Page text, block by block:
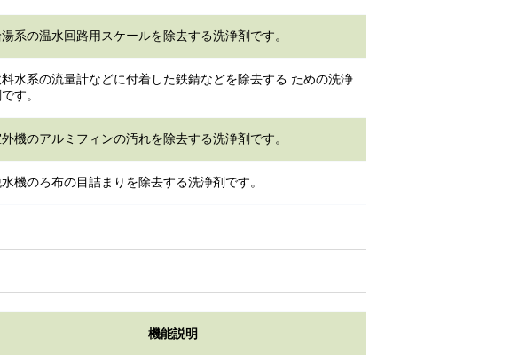
系の温水回路用スケールを除去する洗浄剤です。
水系の流量計などに付着した鉄錆などを除去する ための洗浄
す。
機のアルミフィンの汚れを除去する洗浄剤です。
水機のろ布の目詰まりを除去する洗浄剤です。
機能説明